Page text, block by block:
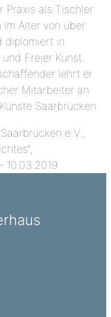
Praxis als Tischler
Alter von über
diplomiert in
Freier Kunst.
lehrt er
Mitarbeiter an
Saarbrücken.